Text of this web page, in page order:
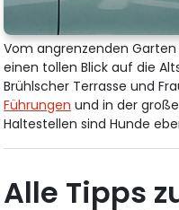
Vom angrenzenden
einen tollen Blick auf die
Brühlscher Terrasse und
Führungen und in der
Haltestellen sind Hunde
Alle Tipps